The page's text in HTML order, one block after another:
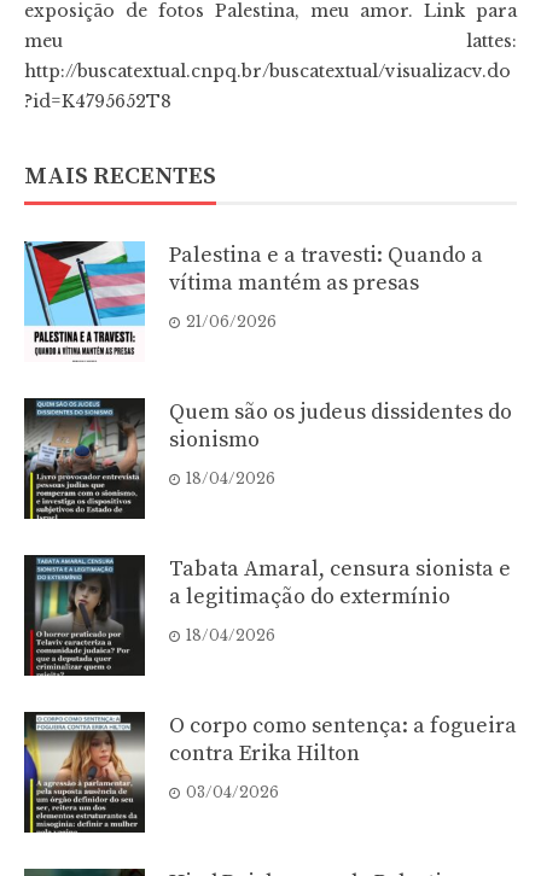
exposição de fotos Palestina, meu amor. Link para
meu lattes:
http://buscatextual.cnpq.br/buscatextual/visualizacv.do
?id=K4795652T8
MAIS RECENTES
Palestina e a travesti: Quando a
vítima mantém as presas
21/06/2026
Quem são os judeus dissidentes do
sionismo
18/04/2026
Tabata Amaral, censura sionista e
a legitimação do extermínio
18/04/2026
O corpo como sentença: a fogueira
contra Erika Hilton
03/04/2026